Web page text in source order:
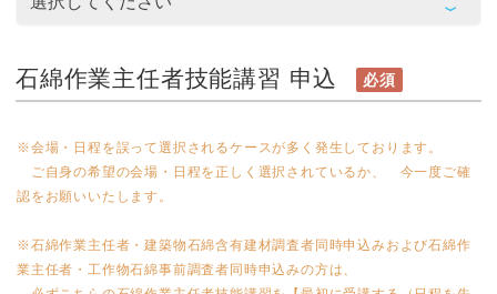
石綿作業主任者技能講習 申込 必須
※会場・日程を誤って選択されるケースが多く発生しております。
ご自身の希望の会場・日程を正しく選択されているか、 今一度ご確
認をお願いいたします。
※石綿作業主任者・建築物石綿含有建材調査者同時申込みおよび石綿作
業主任者・工作物石綿事前調査者同時申込みの方は、